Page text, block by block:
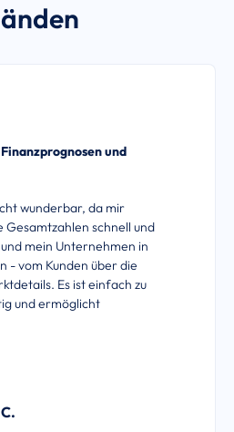
und
wunderbar, da mir
schnell und
mein Unternehmen in
- vom Kunden über die
Es ist einfach zu
und ermöglicht